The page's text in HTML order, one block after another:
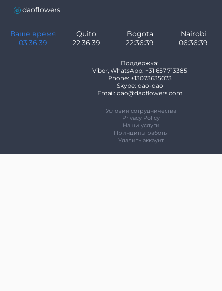
daoflowers
Ваше время
03:36:41
Quito
22:36:41
Bogota
22:36:41
Nairobi
06:36:41
Поддержка:
Viber, WhatsApp: +31 657 713385
Phone: +13073635073
Skype: dao-dao
Email: dao@daoflowers.com
Условия сотрудничества
Privacy Policy
Наши услуги
Принципы работы
Удалить аккаунт